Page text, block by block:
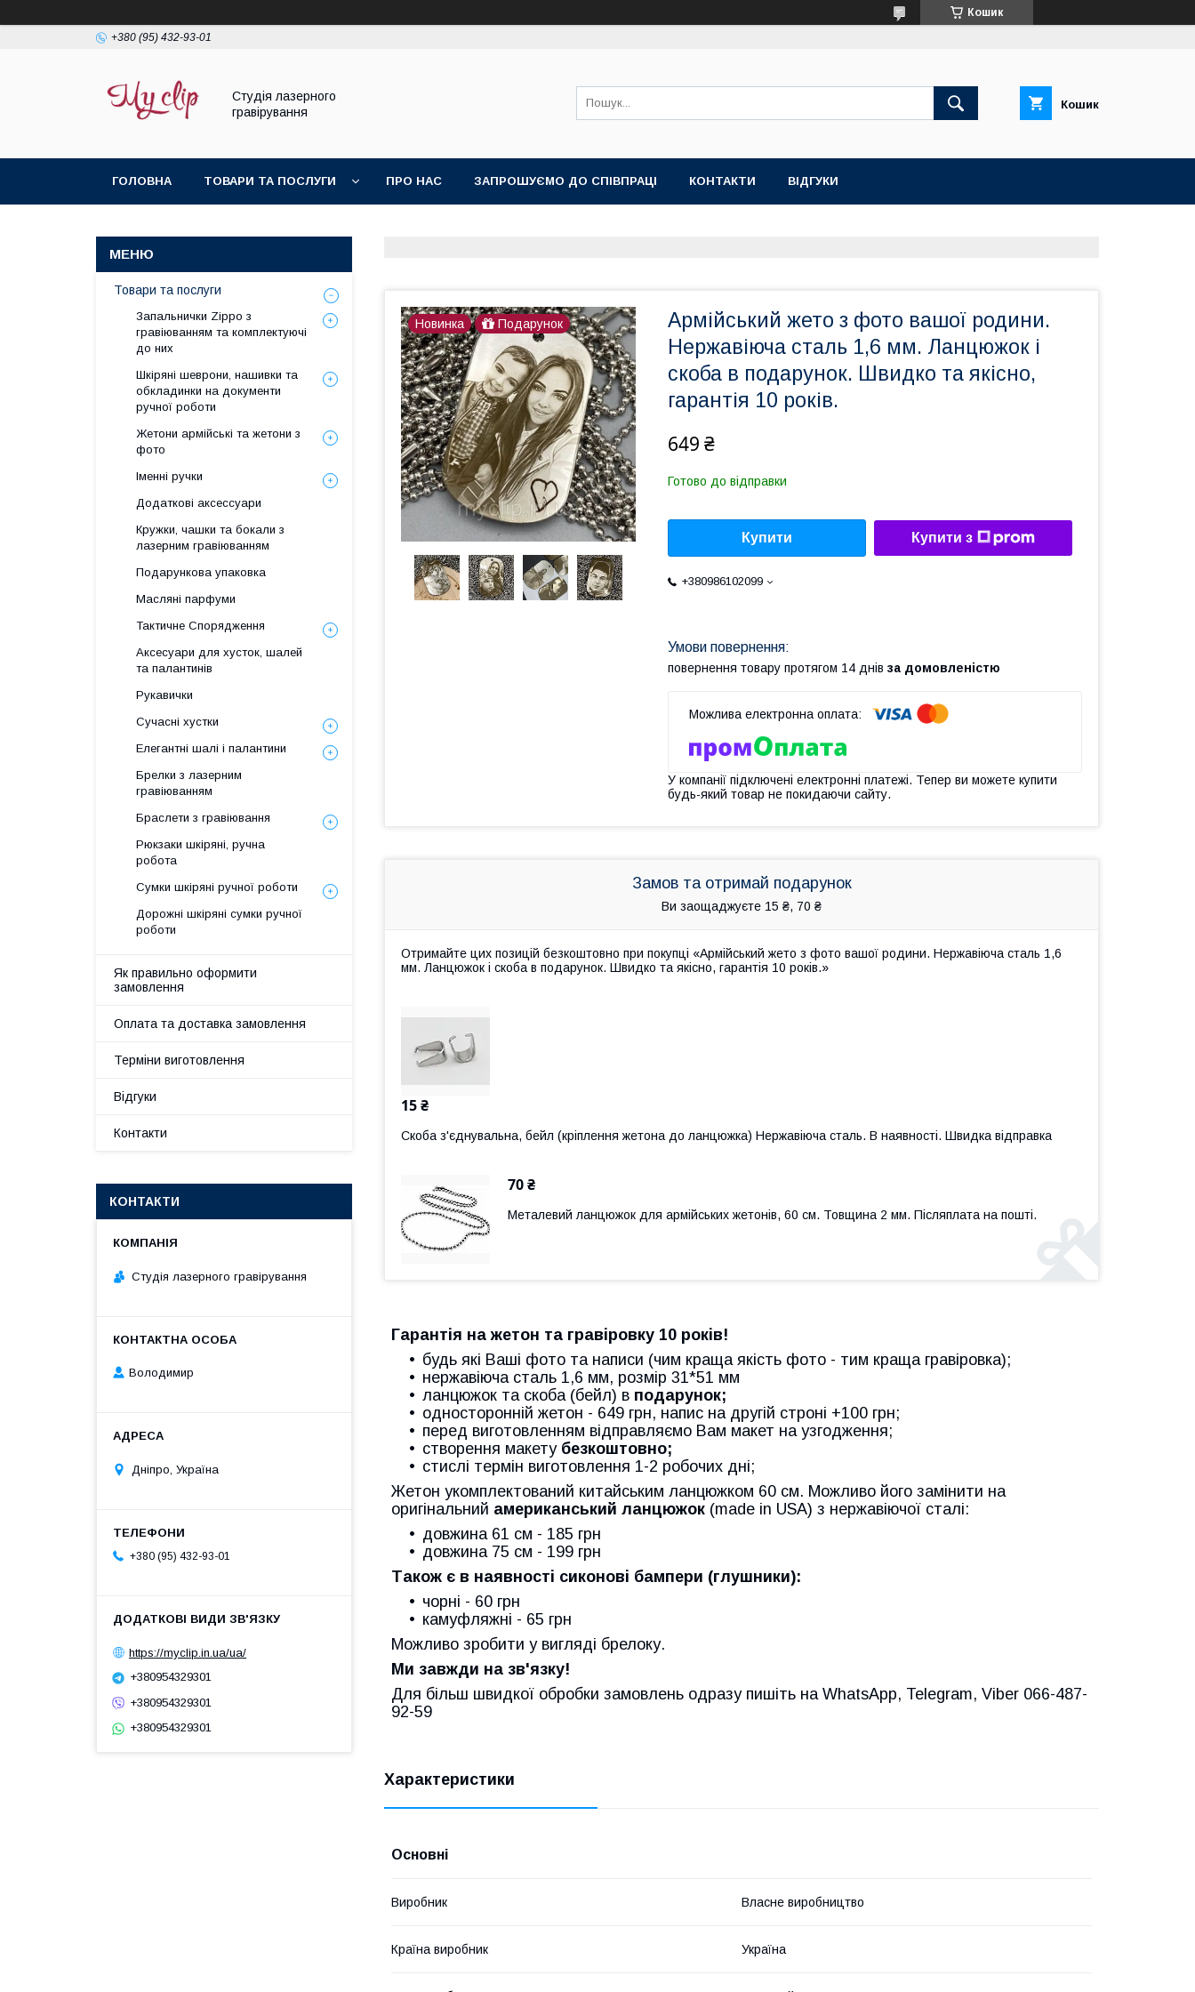
Кошик
+380 (95) 432-93-01
Студія лазерного
гравірування
Кошик
ГОЛОВНА ТОВАРИ ТА ПОСЛУГИ ПРО НАС ЗАПРОШУЄМО ДО СПІВПРАЦІ КОНТАКТИ ВІДГУКИ
Новинка Подарунок
Армійський жето з фото вашої родини.
Нержавіюча сталь 1,6 мм. Ланцюжок і
скоба в подарунок. Швидко та якісно,
гарантія 10 років.
649 ₴
Готово до відправки
Купити Купити з
+380986102099
повернення товару протягом 14 днів за домовленістю
У компанії підключені електронні платежі. Тепер ви можете купити
будь-який товар не покидаючи сайту.
Замов та отримай подарунок
Ви заощаджуєте 15 ₴, 70 ₴
Отримайте цих позицій безкоштовно при покупці «Армійський жето з фото вашої родини. Нержавіюча сталь 1,6
мм. Ланцюжок і скоба в подарунок. Швидко та якісно, гарантія 10 років.»
15 ₴
Скоба з'єднувальна, бейл (кріплення жетона до ланцюжка) Нержавіюча сталь. В наявності. Швидка відправка
70 ₴
Металевий ланцюжок для армійських жетонів, 60 см. Товщина 2 мм. Післяплата на пошті.
Гарантія на жетон та гравіровку 10 років!
будь які Ваші фото та написи (чим краща якість фото - тим краща гравіровка);
нержавіюча сталь 1,6 мм, розмір 31*51 мм
ланцюжок та скоба (бейл) в подарунок;
односторонній жетон - 649 грн, напис на другій строні +100 грн;
перед виготовленням відправляємо Вам макет на узгодження;
створення макету безкоштовно;
стислі термін виготовлення 1-2 робочих дні;
Жетон укомплектований китайським ланцюжком 60 см. Можливо його замінити на
оригінальний американський ланцюжок (made in USA) з нержавіючої сталі:
довжина 61 см - 185 грн
довжина 75 см - 199 грн
Також є в наявності сиконові бампери (глушники):
чорні - 60 грн
камуфляжні - 65 грн
Можливо зробити у вигляді брелоку.
Ми завжди на зв'язку!
Для більш швидкої обробки замовлень одразу пишіть на WhatsApp, Telegram, Viber 066-487-
92-59
Характеристики
Основні
Виробник Власне виробництво
Країна виробник Україна
Товари та послуги
Запальнички Zippo з
гравіюванням та комплектуючі
до них
Шкіряні шеврони, нашивки та
обкладинки на документи
ручної роботи
Жетони армійські та жетони з
фото
Іменні ручки
Додаткові аксессуари
Кружки, чашки та бокали з
лазерним гравіюванням
Подарункова упаковка
Масляні парфуми
Тактичне Спорядження
Аксесуари для хусток, шалей
та палантинів
Рукавички
Сучасні хустки
Елегантні шалі і палантини
Брелки з лазерним
гравіюванням
Браслети з гравіювання
Рюкзаки шкіряні, ручна
робота
Сумки шкіряні ручної роботи
Дорожні шкіряні сумки ручної
роботи
Як правильно оформити
замовлення
Оплата та доставка замовлення
Терміни виготовлення
Відгуки
Контакти
КОНТАКТИ
Студія лазерного гравірування
Володимир
Дніпро, Україна
+380 (95) 432-93-01
https://myclip.in.ua/ua/
+380954329301
+380954329301
+380954329301